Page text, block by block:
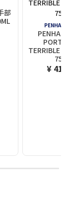
部
TERRIBLE
¥
8 9 10